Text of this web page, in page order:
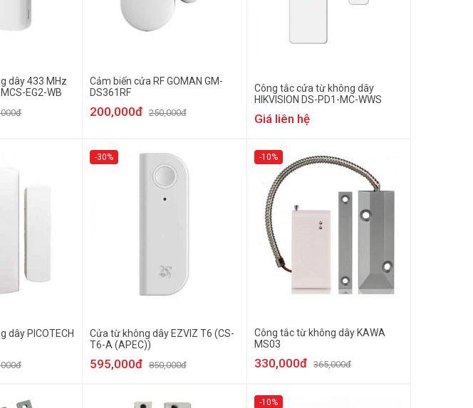
dây 433 MHz
EG2-WB
Cảm biến cửa RF GOMAN GM-
DS361RF
200,000đ 250,000đ
Công tắc cửa từ không dây
HIKVISION DS-PD1-MC-WWS
Giá liên hệ
dây PICOTECH
-30%
Cửa từ không dây EZVIZ T6 (CS-
T6-A (APEC))
595,000đ 850,000đ
-10%
Công tắc từ không dây KAWA
MS03
330,000đ 365,000đ
-10%